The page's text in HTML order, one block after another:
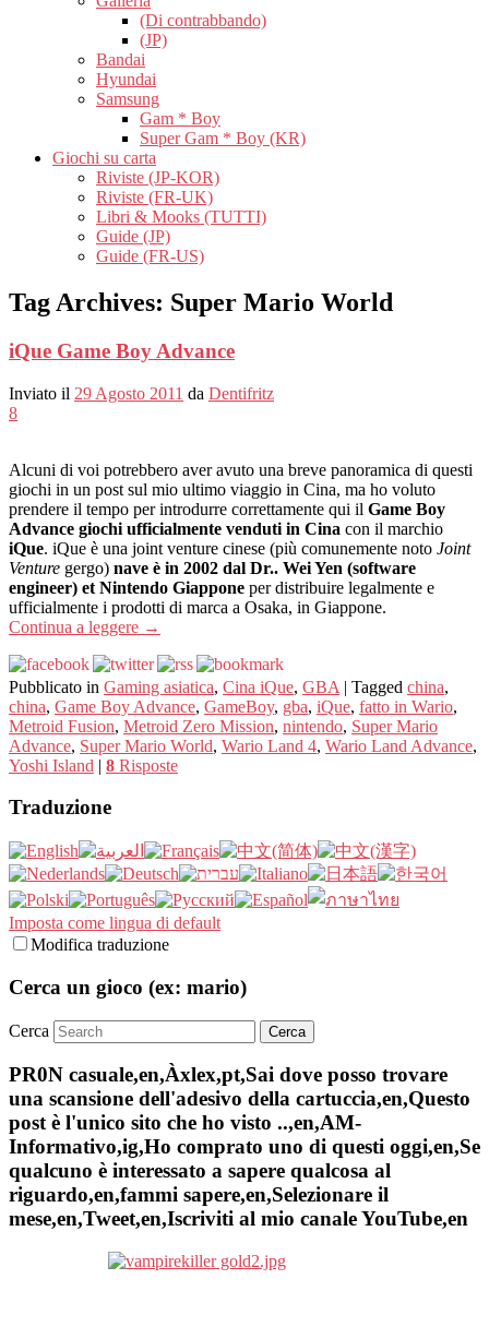
(Di contrabbando)
(JP)
Bandai
Hyundai
Samsung
Gam * Boy
Super Gam * Boy (KR)
Giochi su carta
Riviste (JP-KOR)
Riviste (FR-UK)
Libri & Mooks (TUTTI)
Guide (JP)
Guide (FR-US)
Tag Archives: Super Mario World
iQue Game Boy Advance
Inviato il 29 Agosto 2011 da Dentifritz
8
Alcuni di voi potrebbero aver avuto una breve panoramica di questi
giochi in un post sul mio ultimo viaggio in Cina, ma ho voluto
prendere il tempo per introdurre correttamente qui il Game Boy
Advance giochi ufficialmente venduti in Cina con il marchio
iQue. iQue è una joint venture cinese (più comunemente noto Joint
Venture gergo) nave è in 2002 dal Dr.. Wei Yen (software
engineer) et Nintendo Giappone per distribuire legalmente e
ufficialmente i prodotti di marca a Osaka, in Giappone.
Continua a leggere →
Pubblicato in Gaming asiatica, Cina iQue, GBA | Tagged china,
china, Game Boy Advance, GameBoy, gba, iQue, fatto in Wario,
Metroid Fusion, Metroid Zero Mission, nintendo, Super Mario
Advance, Super Mario World, Wario Land 4, Wario Land Advance,
Yoshi Island | 8 Risposte
Traduzione
Imposta come lingua di default
Modifica traduzione
Cerca un gioco (ex: mario)
Cerca
PR0N casuale,en,Àxlex,pt,Sai dove posso trovare
una scansione dell'adesivo della cartuccia,en,Questo
post è l'unico sito che ho visto ..,en,AM-
Informativo,ig,Ho comprato uno di questi oggi,en,Se
qualcuno è interessato a sapere qualcosa al
riguardo,en,fammi sapere,en,Selezionare il
mese,en,Tweet,en,Iscriviti al mio canale YouTube,en